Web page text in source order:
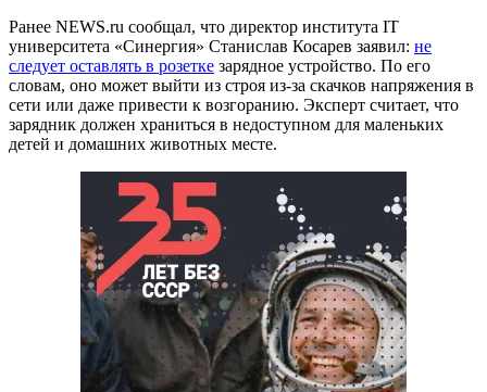
Ранее NEWS.ru сообщал, что директор института IT
университета «Синергия» Станислав Косарев заявил: не
следует оставлять в розетке зарядное устройство. По его
словам, оно может выйти из строя из-за скачков напряжения в
сети или даже привести к возгоранию. Эксперт считает, что
зарядник должен храниться в недоступном для маленьких
детей и домашних животных месте.